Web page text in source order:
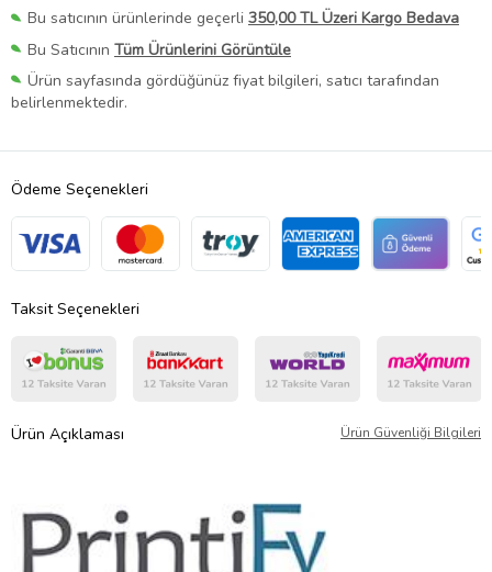
Bu satıcının ürünlerinde geçerli 350,00 TL Üzeri Kargo Bedava
Bu Satıcının Tüm Ürünlerini Görüntüle
Ürün sayfasında gördüğünüz fiyat bilgileri, satıcı tarafından
belirlenmektedir.
Ödeme Seçenekleri
Taksit Seçenekleri
Ürün Açıklaması Ürün Güvenliği Bilgileri